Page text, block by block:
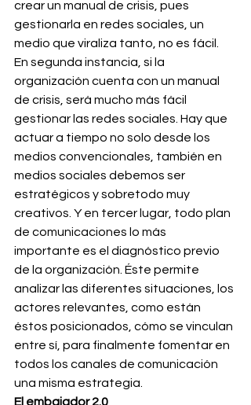
crear un manual de crisis, pues
gestionarla en redes sociales, un
medio que viraliza tanto, no es fácil.
En segunda instancia, si la
organización cuenta con un manual
de crisis, será mucho más fácil
gestionar las redes sociales. Hay que
actuar a tiempo no solo desde los
medios convencionales, también en
medios sociales debemos ser
estratégicos y sobretodo muy
creativos. Y en tercer lugar, todo plan
de comunicaciones lo más
importante es el diagnóstico previo
de la organización. Éste permite
analizar las diferentes situaciones, los
actores relevantes, como están
éstos posicionados, cómo se vinculan
entre sí, para finalmente fomentar en
todos los canales de comunicación
una misma estrategia.
El embajador 2.0